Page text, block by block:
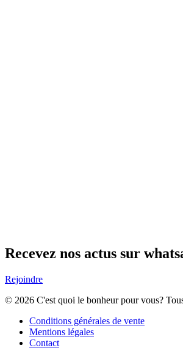
Recevez nos actus sur
Rejoindre
© 2026 C'est quoi le bonheur pour vous?
Conditions générales de vente
Mentions légales
Contact